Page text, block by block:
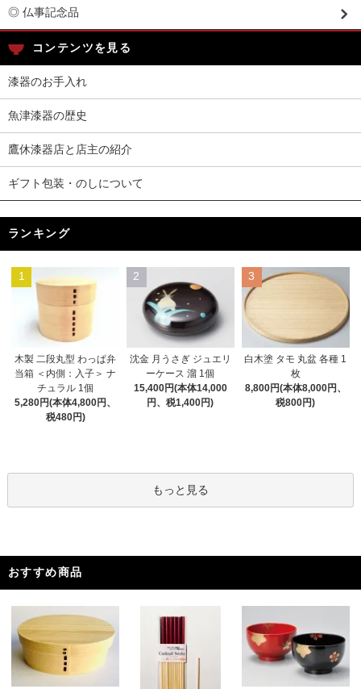
◎ 仏事記念品
コンテンツを見る
漆器のお手入れ
魚津漆器の歴史
鷹休漆器店と店主の紹介
ギフト包装・のしについて
ランキング
1
木製 二段丸型 わっぱ弁
当箱 ＜内側：入子＞ ナ
チュラル 1個
5,280円(本体4,800円、
税480円)
2
沈金 月うさぎ ジュエリ
ーケース 溜 1個
15,400円(本体14,000
円、税1,400円)
3
白木塗 タモ 丸盆 各種 1
枚
8,800円(本体8,000円、
税800円)
もっと見る
おすすめ商品